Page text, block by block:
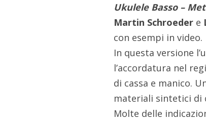
Ukulele Basso –
Martin Schroeder e
con esempi in video.
In questa versione
l’accordatura nel
di cassa e manico.
materiali sintetici di
Molte delle